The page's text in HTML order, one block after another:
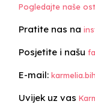
Pogledajte naše
Pratite nas na
Posjetite i našu
E-mail:
Uvijek uz vas